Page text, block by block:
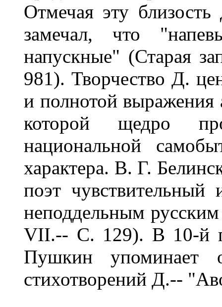
Отмечая эту
замечал, что
напускные" (Старая
981). Творчество Д.
и полнотой выражения
которой щедро
национальной
характера. В. Г.
поэт чувствительный
неподдельным
VII.-- С. 129). В 10-й
Пушкин упоминает
стихотворений Д.--